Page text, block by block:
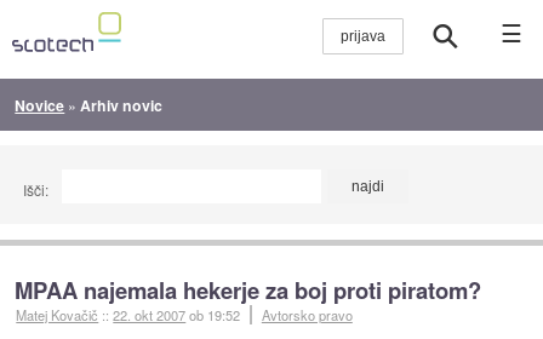
☰
Novice » Arhiv novic
Išči:
MPAA najemala hekerje za boj proti piratom?
Matej Kovačič ::22. okt 2007ob 19:52 Avtorsko pravo